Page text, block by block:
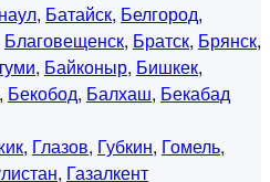
, Батайск, Белгород,
Благовещенск, Братск, Брянск,
, Байконыр, Бишкек,
, Бекобод, Балхаш, Бекабад
, Глазов, Губкин, Гомель,
, Газалкент